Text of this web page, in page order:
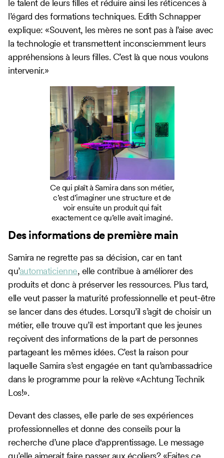
le talent de leurs filles et réduire ainsi les réticences à
l’égard des formations techniques. Edith Schnapper
explique: «Souvent, les mères ne sont pas à l’aise avec
la technologie et transmettent inconsciemment leurs
appréhensions à leurs filles. C’est là que nous voulons
intervenir.»
Ce qui plaît à Samira dans son métier,
c’est d’imaginer une structure et de
voir ensuite un produit qui fait
exactement ce qu’elle avait imaginé.
Des informations de première main
Samira ne regrette pas sa décision, car en tant
qu’automaticienne, elle contribue à améliorer des
produits et donc à préserver les ressources. Plus tard,
elle veut passer la maturité professionnelle et peut-être
se lancer dans des études. Lorsqu’il s’agit de choisir un
métier, elle trouve qu’il est important que les jeunes
reçoivent des informations de la part de personnes
partageant les mêmes idées. C’est la raison pour
laquelle Samira s’est engagée en tant qu’ambassadrice
dans le programme pour la relève «Achtung Technik
Los!».
Devant des classes, elle parle de ses expériences
professionnelles et donne des conseils pour la
recherche d’une place d'apprentissage. Le message